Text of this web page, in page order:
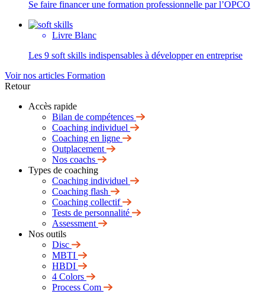
Se faire financer une formation professionnelle par l’OPCO
Livre Blanc
Les 9 soft skills indispensables à développer en entreprise
Voir nos articles Formation
Retour
Accès rapide
Bilan de compétences
Coaching individuel
Coaching en ligne
Outplacement
Nos coachs
Types de coaching
Coaching individuel
Coaching flash
Coaching collectif
Tests de personnalité
Assessment
Nos outils
Disc
MBTI
HBDI
4 Colors
Process Com